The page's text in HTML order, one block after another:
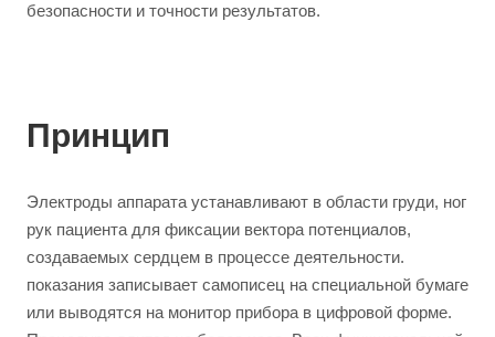
безопасности и точности результатов.
Принцип
Электроды аппарата устанавливают в области груди, ног
рук пациента для фиксации вектора потенциалов,
создаваемых сердцем в процессе деятельности.
показания записывает самописец на специальной бумаге
или выводятся на монитор прибора в цифровой форме.